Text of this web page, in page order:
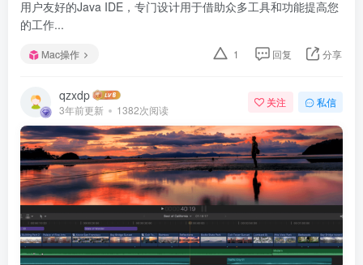
用户友好的Java IDE，专门设计用于借助众多工具和功能提高您
的工作...
Mac操作 1 回复 分享
qzxdp
3年前更新 1382次阅读
关注 私信